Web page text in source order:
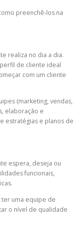
preenchê-los na
realiza no dia a dia.
de cliente ideal
com um cliente
(marketing, vendas,
elaboração e
estratégias e planos de
espera, deseja ou
funcionais,
ter uma equipe de
o nível de qualidade